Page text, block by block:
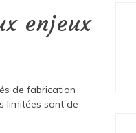
enjeux
de fabrication
limitées sont de